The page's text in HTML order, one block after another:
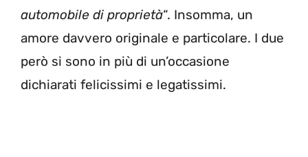
automobile di proprietà“. Insomma, un
amore davvero originale e particolare. I due
però si sono in più di un’occasione
dichiarati felicissimi e legatissimi.